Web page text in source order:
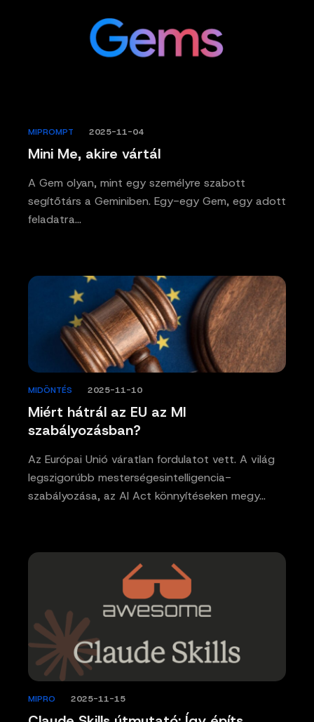
Mini Me, akire vártál
MIPROMPT 2025-11-04
A Gem olyan, mint egy személyre szabott
segítőtárs a Geminiben. Egy-egy Gem, egy adott
feladatra…
Miért hátrál az EU az MI
szabályozásban?
MIDÖNTÉS 2025-11-10
Az Európai Unió váratlan fordulatot vett. A világ
legszigorúbb mesterségesintelligencia-
szabályozása, az AI Act könnyítéseken megy…
MIPRO 2025-11-15